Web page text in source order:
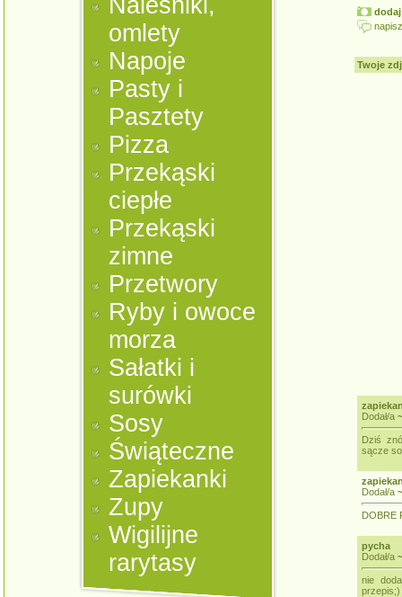
Naleśniki,
omlety
Napoje
Pasty i
Pasztety
Pizza
Przekąski
ciepłe
Przekąski
zimne
Przetwory
Ryby i owoce
morza
Sałatki i
surówki
Sosy
Świąteczne
Zapiekanki
Zupy
Wigilijne
rarytasy
Twoje
Dodał/a
Dziś
sącze
Dodał/a
DOBRE
pycha
Dodał/a
nie
przepis;)